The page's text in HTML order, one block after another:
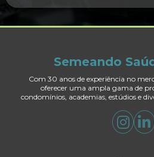
Semeando
Com 30 anos de experiência no
oferecer uma ampla gama de
condomínios, academias, estúdios e